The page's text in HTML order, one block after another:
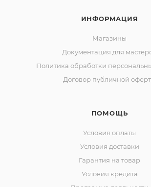
ИНФОРМАЦИЯ
Магазины
Документация для
Политика обработки
Договор публичной
ПОМОЩЬ
Условия оплаты
Условия доставки
Гарантия на товар
Условия кредита